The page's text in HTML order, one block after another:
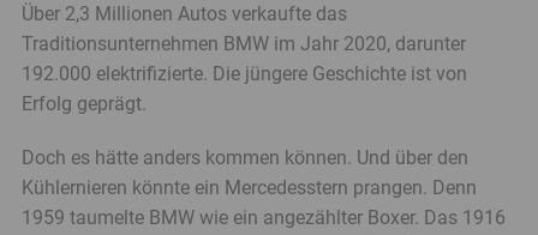
Menü
Juristisches
Menü
LfA
Menü
Über 2,3 Millionen Autos verkaufte das
Traditionsunternehmen BMW im Jahr 2020, darunter
192.000 elektrifizierte. Die jüngere Geschichte ist von
Erfolg geprägt.
Doch es hätte anders kommen können. Und über den
Kühlernieren könnte ein Mercedesstern prangen. Denn
1959 taumelte BMW wie ein angezählter Boxer. Das 1916